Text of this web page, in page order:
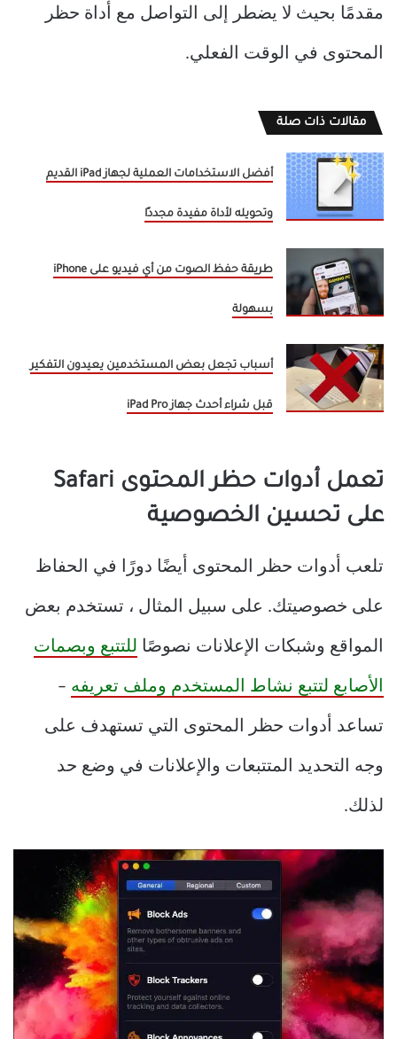
مقدمًا بحيث لا يضطر إلى التواصل مع أداة حظر
المحتوى في الوقت الفعلي.
مقالات ذات صلة
أفضل الاستخدامات العملية لجهاز iPad القديم
وتحويله لأداة مفيدة مجددًا
طريقة حفظ الصوت من أي فيديو على iPhone
بسهولة
أسباب تجعل بعض المستخدمين يعيدون التفكير
قبل شراء أحدث جهاز iPad Pro
تعمل أدوات حظر المحتوى Safari
على تحسين الخصوصية
تلعب أدوات حظر المحتوى أيضًا دورًا في الحفاظ
على خصوصيتك. على سبيل المثال ، تستخدم بعض
المواقع وشبكات الإعلانات نصوصًا للتتبع وبصمات
الأصابع لتتبع نشاط المستخدم وملف تعريفه –
تساعد أدوات حظر المحتوى التي تستهدف على
وجه التحديد المتتبعات والإعلانات في وضع حد
لذلك.